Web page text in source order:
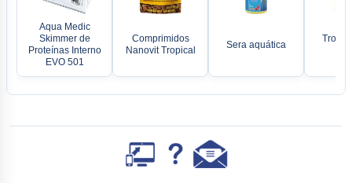
Aqua Medic
Skimmer de
Proteínas Interno
EVO 501
Comprimidos
Nanovit Tropical
Sera aquática